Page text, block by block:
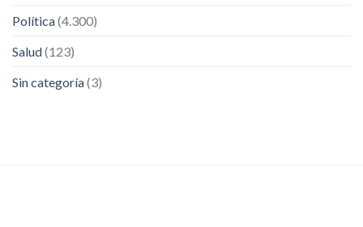
Política(4.300)
Salud(123)
Sin categoría(3)